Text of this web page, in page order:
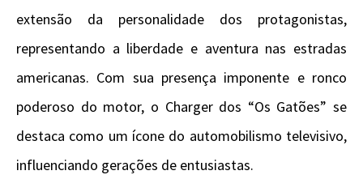
extensão da personalidade dos protagonistas,
representando a liberdade e aventura nas estradas
americanas. Com sua presença imponente e ronco
poderoso do motor, o Charger dos “Os Gatões” se
destaca como um ícone do automobilismo televisivo,
influenciando gerações de entusiastas.